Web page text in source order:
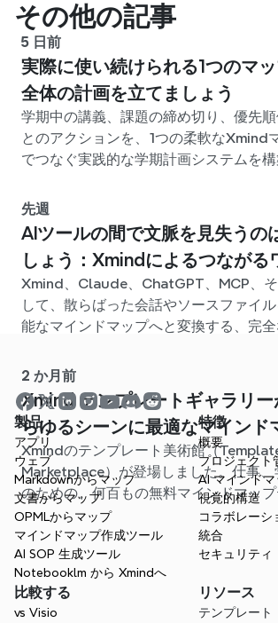
その他の記事
5 日前
実際に使い続けられる1つのマ
全体の計画を立てましょう
学期中の講義、課題の締め切り、優先
とのアクションを、1つの柔軟なXmind
でつなぐ実践的な学期計画システムを構
先週
AIツールの間で文脈を見失うの
しょう：Xmindによるつながる
Xmind、Claude、ChatGPT、MCP、そ
して、散らばった会話やソースファイ
能なマインドマップへと変換する、完全
2 か月前
Xmind テンプレートギャラリー
らゆるシーンに最適なマインド
レートが見つかります
Xmindのテンプレート美術館（
Marketplace）が登場しました。仕事、
のための、何百もの無料マインドマップ
用意されています。最適なスタート地点
から始める手間を省きましょう。
製品
アプリ
ウェブ
Markdownからマップ
文書からマップ
OPMLからマップ
マインドマップ作成ツール
AI SOP 生成ツール
Notebooklm から Xmindへ
特徴
概要
プロジェクト
AI マインドマ
視覚的構造
コラボレーシ
統合
セキュリティ
比較する
vs Visio
リソース
テンプレート